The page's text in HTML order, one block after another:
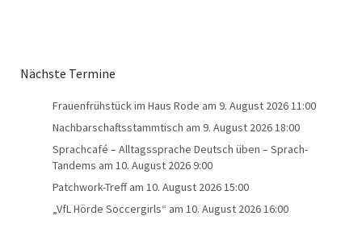
Nächste Termine
Frauenfrühstück im Haus Rode am 9. August 2026 11:00
Nachbarschaftsstammtisch am 9. August 2026 18:00
Sprachcafé – Alltagssprache Deutsch üben – Sprach-
Tandems am 10. August 2026 9:00
Patchwork-Treffam 10. August 2026 15:00
„VfL Hörde Soccergirls“ am 10. August 2026 16:00